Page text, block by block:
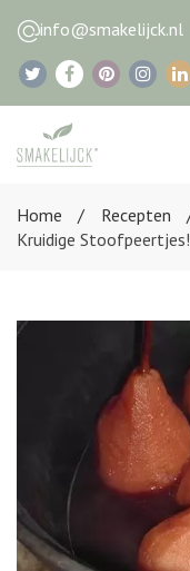
info@smakelijck.nl
Home
Recepten
Kruidige Stoofpeertjes!